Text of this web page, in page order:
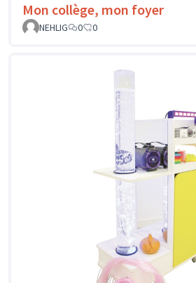
Mon collège, mon foyer
NEHLIG
0 0